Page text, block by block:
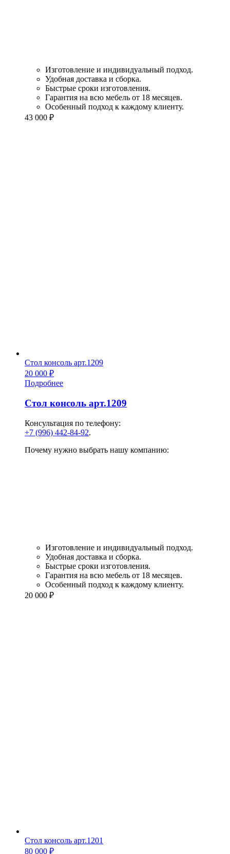
Изготовление и индивидуальный подход.
Удобная доставка и сборка.
Быстрые сроки изготовления.
Гарантия на всю мебель от 18 месяцев.
Особенный подход к каждому клиенту.
43 000 ₽
Стол консоль арт.1209
20 000 ₽
Подробнее
Стол консоль арт.1209
Консультация по телефону:
+7 (996) 442-84-92.
Почему нужно выбрать нашу компанию:
Изготовление и индивидуальный подход.
Удобная доставка и сборка.
Быстрые сроки изготовления.
Гарантия на всю мебель от 18 месяцев.
Особенный подход к каждому клиенту.
20 000 ₽
Стол консоль арт.1201
80 000 ₽